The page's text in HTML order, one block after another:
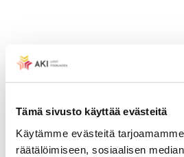
Tämä sivusto käyttää evästeitä
Käytämme evästeitä
räätälöimiseen, sosiaalisen